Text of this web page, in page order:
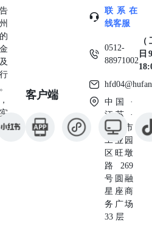
or sale is not permitted. You should
contained in this prospectus
prospectus or any free writing
of any date other than the date on the
of Contents ABOUT THIS
This prospectus supplement
prospectus relate to the offering of our
of the common stock that we
carefully read this prospectus
prospectus, This prospectus
prospectus are part of a
Form S-3 (File No.333-293023) that
and Exchange Commission, or
effective by the SEC onJanuary 30,
registration process, we may, from time
stock, preferred stock, debtsecurities,
stock, preferred stock or debt
of the foregoing, either This
客户端
联系在
线客服
0512-
88971002
日
中国 ·
江苏 ·
苏州市
工业园
区旺墩
路269
号圆融
星座商
务广场
33 层